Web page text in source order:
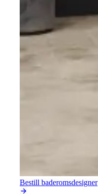
Bestill baderomsdesigner